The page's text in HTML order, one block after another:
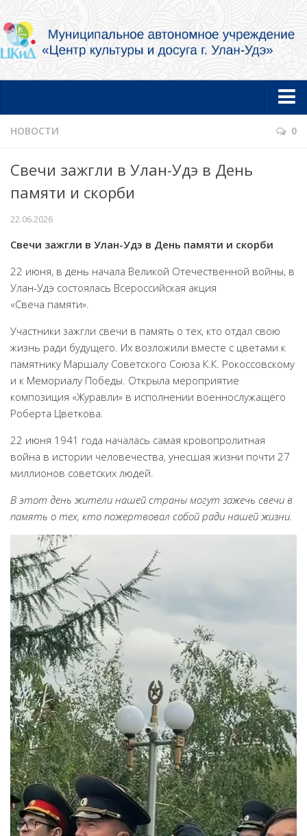
Главная
Об учреждении
Услуги в электронной форме
Фотогалерея
Творческие коллективы и артисты
Забайкальский народный хор «Семейские янтари»
Группа «Лаккитон»
Валико Гаспарян
Ирина Шагдурова
Анна Комолова
Сергей Плотников
Контакты
Купить Билеты
НОВОСТИ 0
Свечи зажгли в Улан-Удэ в День
памяти и скорби
22.06.2026
Свечи зажгли в Улан-Удэ в День памяти и скорби
22 июня, в день начала Великой Отечественной войны, в
Улан-Удэ состоялась Всероссийская акция
«Свеча памяти».
Участники зажгли свечи в память о тех, кто отдал свою
жизнь ради будущего. Их возложили вместе с цветами к
памятнику Маршалу Советского Союза К.К. Рокоссовскому
и к Мемориалу Победы. Открыла мероприятие
композиция «Журавли» в исполнении военнослужащего
Роберта Цветкова.
22 июня 1941 года началась самая кровопролитная
война в истории человечества, унесшая жизни почти 27
миллионов советских людей.
В этот день жители нашей страны могут зажечь свечи в
память о тех, кто пожертвовал собой ради нашей жизни.